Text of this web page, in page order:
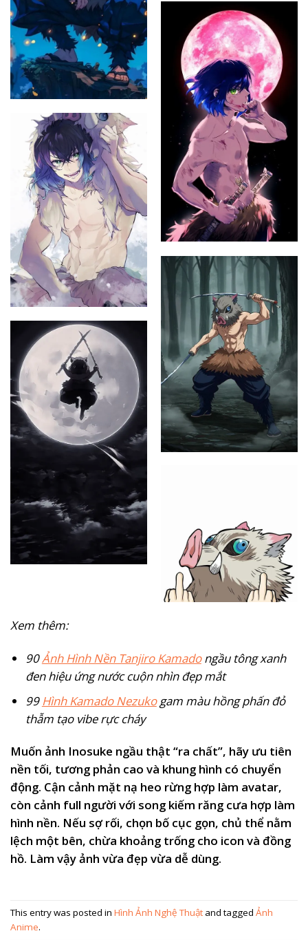
Xem thêm:
90Ảnh Hình Nền Tanjiro Kamadongầu tông xanh
đen hiệu ứng nước cuộn nhìn đẹp mắt
99 Hình Kamado Nezukogam màu hồng phấn đỏ
thẫm tạo vibe rực cháy
Muốn ảnh Inosuke ngầu thật “ra chất”, hãy ưu tiên
nền tối, tương phản cao và khung hình có chuyển
động. Cận cảnh mặt nạ heo rừng hợp làm avatar,
còn cảnh full người với song kiếm răng cưa hợp làm
hình nền. Nếu sợ rối, chọn bố cục gọn, chủ thể nằm
lệch một bên, chừa khoảng trống cho icon và đồng
hồ. Làm vậy ảnh vừa đẹp vừa dễ dùng.
This entry was posted in Hình Ảnh Nghệ Thuật and tagged Ảnh
Anime.